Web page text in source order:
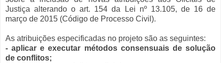
Justiça alterando o art. 154 da Lei nº 13.105, de 16 de
março de 2015 (Código de Processo Civil).
As atribuições especificadas no projeto são as seguintes:
- aplicar e executar métodos consensuais de solução
de conflitos;